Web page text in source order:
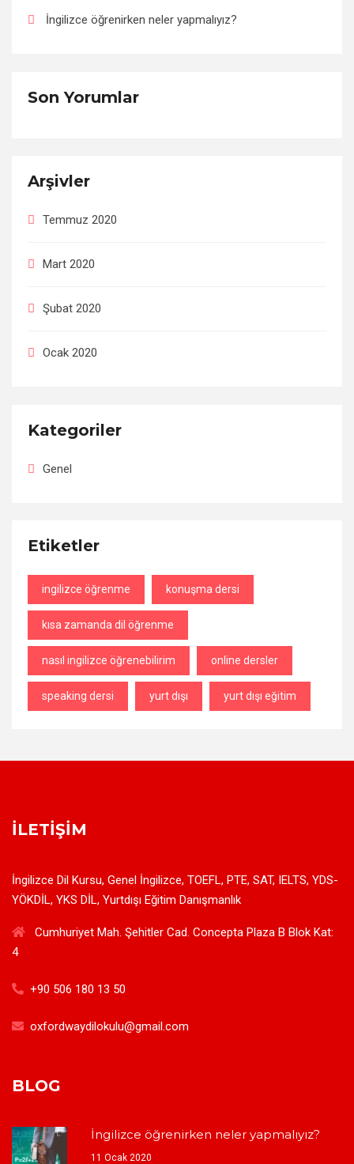
İngilizce öğrenirken neler yapmalıyız?
Son Yorumlar
Arşivler
Temmuz 2020
Mart 2020
Şubat 2020
Ocak 2020
Kategoriler
Genel
Etiketler
ingilizce öğrenme konuşma dersi
kısa zamanda dil öğrenme
nasıl ingilizce öğrenebilirim online dersler
speaking dersi yurt dışı yurt dışı eğitim
İLETIŞIM
İngilizce Dil Kursu, Genel İngilizce, TOEFL, PTE, SAT, IELTS, YDS-
YÖKDİL, YKS DİL, Yurtdışı Eğitim Danışmanlık
Cumhuriyet Mah. Şehitler Cad. Concepta Plaza B Blok Kat:
4
+90 506 180 13 50
oxfordwaydilokulu@gmail.com
BLOG
İngilizce öğrenirken neler yapmalıyız?
11 Ocak 2020